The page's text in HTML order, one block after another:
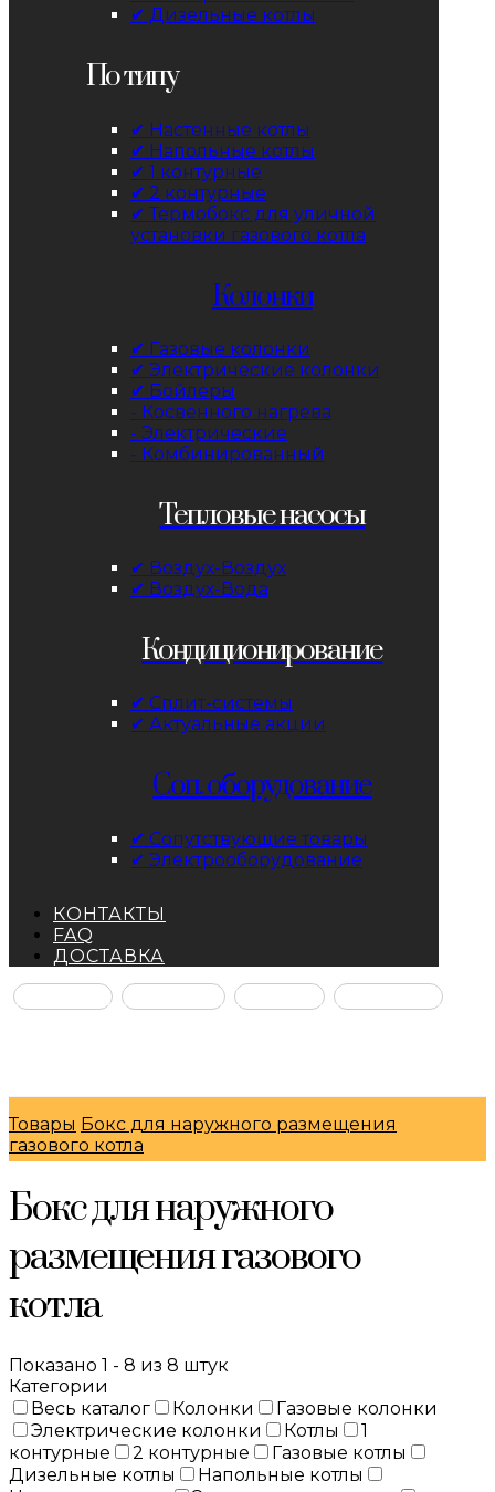
✔ Дизельные котлы
По типу
✔ Настенные котлы
✔ Напольные котлы
✔ 1 контурные
✔ 2 контурные
✔ Термобокс для уличной
установки газового котла
Колонки
✔ Газовые колонки
✔ Электрические колонки
✔ Бойлеры
- Косвенного нагрева
- Электрические
- Комбинированный
Тепловые насосы
✔ Воздух-Воздух
✔ Воздух-Вода
Кондиционирование
✔ Сплит-системы
✔ Актуальные акции
Соп. оборудование
✔ Сопутствующие товары
✔ Электрооборудование
КОНТАКТЫ
FAQ
ДОСТАВКА
Facebook Instagram YouTube ВКонтакте
Товары Бокс для наружного размещения
газового котла
Бокс для наружного
размещения газового
котла
Показано 1 - 8 из 8 штук
Категории
Весь каталог
Колонки
Газовые колонки
Электрические колонки
Котлы
1
контурные
2 контурные
Газовые котлы
Дизельные котлы
Напольные котлы